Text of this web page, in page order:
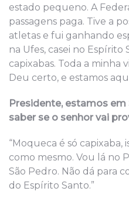
estado pequeno. A
passagens paga. Tive a
atletas e fui ganhando
na Ufes, casei no Espírito
capixabas. Toda a minha
Deu certo, e estamos
Presidente, estamos em
saber se o senhor vai
“Moqueca é só capixaba,
como mesmo. Vou lá no
São Pedro. Não dá para
do Espírito Santo.”